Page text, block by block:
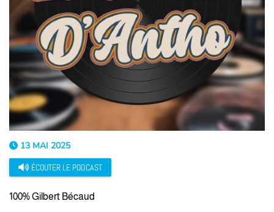
13 MAI 2025
ÉCOUTER LE PODCAST
100% Gilbert Bécaud